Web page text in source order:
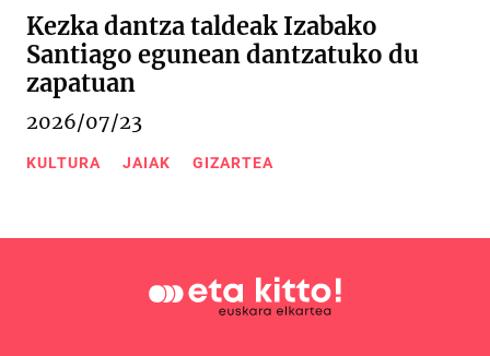
Kezka dantza taldeak Izabako
Santiago egunean dantzatuko du
zapatuan
2026/07/23
KULTURA JAIAK GIZARTEA